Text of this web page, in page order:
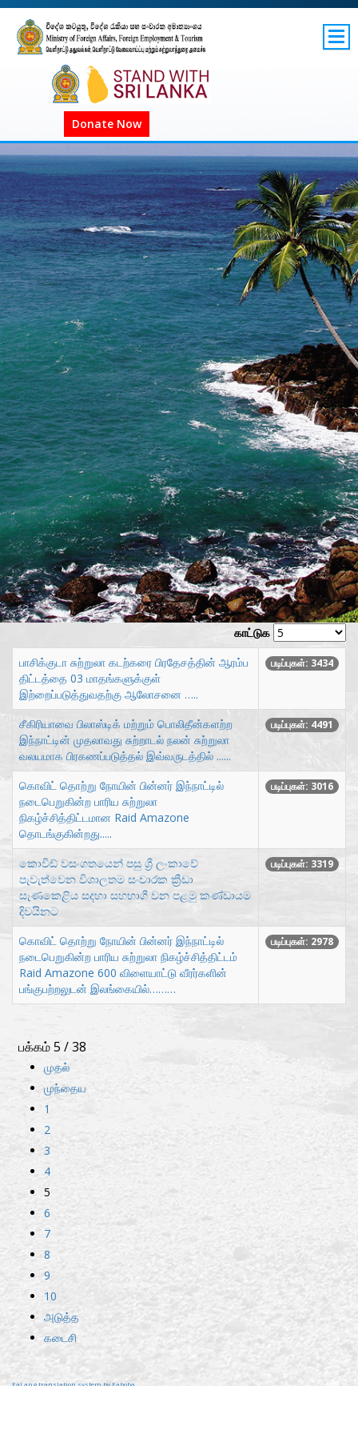
GOV.LK
COVID அறிவிப்புகள்
Donate Now
காட்டுக
பாசிக்குடா சுற்றுலா கடற்கரை பிரதேசத்தின் ஆரம்ப
திட்டத்தை 03 மாதங்களுக்குள்
இற்றைப்படுத்துவதற்கு ஆலோசனை …..
படிப்புகள்: 3434
சீகிரியாவை பிலாஸ்டிக் மற்றும் பொலிதீன்களற்ற
இந்நாட்டின் முதலாவது சுற்றாடல் நலன் சுற்றுலா
வலயமாக பிரகணப்படுத்தல் இவ்வருடத்தில் ......
படிப்புகள்: 4491
கொவிட் தொற்று நோயின் பின்னர் இந்நாட்டில்
நடைபெறுகின்ற பாரிய சுற்றுலா
நிகழ்ச்சித்திட்டமான Raid Amazone
தொடங்குகின்றது.....
படிப்புகள்: 3016
කොවිඩ් වසංගතයෙන් පසු ශ්‍රී ලංකාවේ
පැවැත්වෙන විශාලතම සංචාරක ක්‍රීඩා
සැණකෙළිය සදහා සහභාගී වන පළමු කණ්ඩායම
දිවයිනට
படிப்புகள்: 3319
கொவிட் தொற்று நோயின் பின்னர் இந்நாட்டில்
நடைபெறுகின்ற பாரிய சுற்றுலா நிகழ்ச்சித்திட்டம்
Raid Amazone 600 விளையாட்டு வீரர்களின்
பங்குபற்றலுடன் இலங்கையில்………
படிப்புகள்: 2978
பக்கம் 5 / 38
முதல்
முந்தைய
1
2
3
4
5
6
7
8
9
10
அடுத்த
கடைசி
FaLang translation system by Faboba